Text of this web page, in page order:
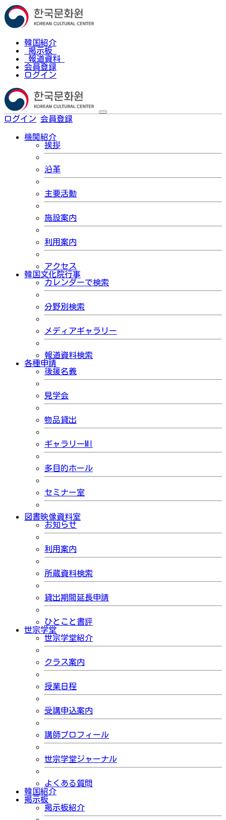
韓国紹介
掲示板
報道資料
会員登録
ログイン
ログイン 会員登録
機関紹介
挨拶
沿革
主要活動
施設案内
利用案内
アクセス
韓国文化院行事
カレンダーで検索
分野別検索
メディアギャラリー
報道資料検索
各種申請
後援名義
見学会
物品貸出
ギャラリーMI
多目的ホール
セミナー室
図書映像資料室
お知らせ
利用案内
所蔵資料検索
貸出期間延長申請
ひとこと書評
世宗学堂
世宗学堂紹介
クラス案内
授業日程
受講申込案内
講師プロフィール
世宗学堂ジャーナル
よくある質問
韓国紹介
掲示板
掲示板紹介